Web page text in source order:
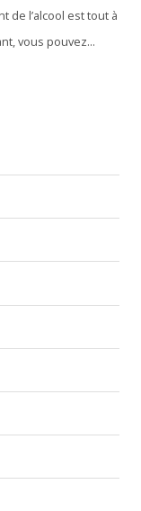
de l’alcool est tout à
vous pouvez...